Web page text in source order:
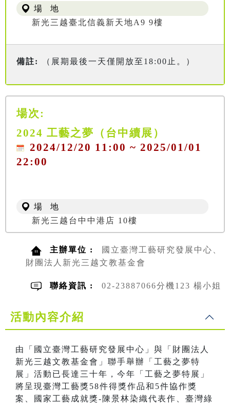
場 地
新光三越臺北信義新天地A9 9樓
備註: （展期最後一天僅開放至18:00止。）
場次:
2024 工藝之夢（台中續展）
2024/12/20 11:00 ~ 2025/01/01
22:00
場 地
新光三越台中中港店 10樓
主辦單位 :
國立臺灣工藝研究發展中心、
財團法人新光三越文教基金會
聯絡資訊 : 02-23887066分機123 楊小姐
活動內容介紹
由「國立臺灣工藝研究發展中心」與「財團法人
新光三越文教基金會」聯手舉辦「工藝之夢特
展」活動已長達三十年，今年「工藝之夢特展」
將呈現臺灣工藝獎58件得獎作品和5件協作獎
案、國家工藝成就獎-陳景林染織代表作、臺灣綠